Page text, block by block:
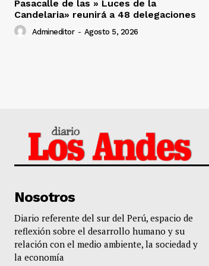
Pasacalle de las » Luces de la
Candelaria» reunirá a 48 delegaciones
Admineditor - Agosto 5, 2026
Nosotros
Diario referente del sur del Perú, espacio de
reflexión sobre el desarrollo humano y su
relación con el medio ambiente, la sociedad y
la economía